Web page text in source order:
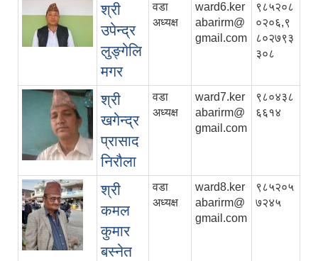
श्री
उपेन्द्र
लुङ्गेलि
मगर
वडा
अध्यक्ष
ward6.ker
abarirm@
gmail.com
९८५२०८
०२०६,९
८०२७९३
३०८
श्री
खगेन्द्र
प्रासाद
निरौला
वडा
अध्यक्ष
ward7.ker
abarirm@
gmail.com
९८०४३८
६६१४
श्री
कमल
कुमार
बस्नेत
वडा
अध्यक्ष
ward8.ker
abarirm@
gmail.com
९८५२०५
७२४५